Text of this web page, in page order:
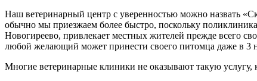
Наш ветеринарный центр с уверенностью можно назвать
обычно мы приезжаем более быстро, поскольку
Новогиреево, привлекает местных жителей прежде всего
любой желающий может принести своего питомца даже в 3
Многие ветеринарные клиники не оказывают такую